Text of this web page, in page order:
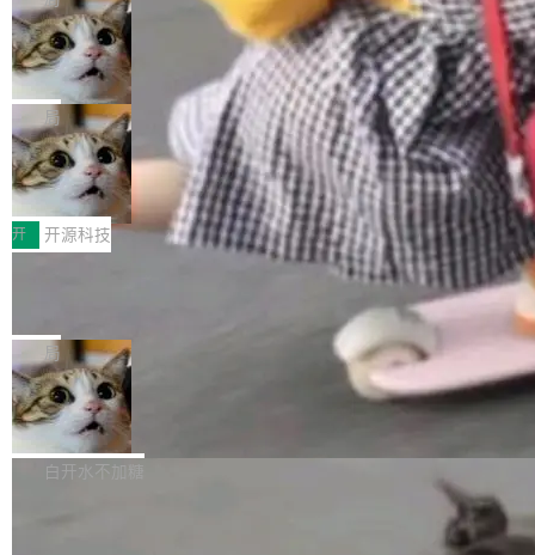
现实 过去两年，CIO们的焦虑清单上多了两项：
一是如何让大模型和智能体应用安全地从PoC走
向生产，二是如何让测试团队跟得上AI应用...
设置，如果用布尔值 + 可空字段来表示——bool
ean 表示是否可切换，nullable 的默认模式、浅
色方案、深色方案——会产生大量无意义的组
合。方案缺了、配置冲突了、全 null 了。要知道
哪些组合有效，作者说，你得靠"文档、校验、或
者部落知识"。 换个写法。Rust 的 enum，两个
变体：Switchable...
个"AI 知识库 + 聊天机器人"——每个大厂都在
做，没什么新鲜的。 但 Kenton Varda 在 Twitte
r 上把事情说清楚了： 今天我们发布了 Cloudfla
re OS，一个带连接器的聊天机器人，跟其他所
有科技公司做的一样。只不过，实际上它不一
样。这是 Sandstorm.io 的重制版，我十年前的
那个创业公司。不同的是，这次它构建在 Cloudf
lare Workers 上——我花了九年时间搭建的平台
——并且深度集成了 AI。这基本上是我十年秘密
Deno 团队开源 Celld，可自托管的分
布式 Durable Objects
Ryan Dahl 领导的 Deno 团队推出了最新开源项
目 Celld，一个能在自己机器上运行 Cloudflare
Workers 和 Durable Objects 的守护进程。 设
计思路很直接：每个对象是一个独立的 SQLite
数据库，按名称寻址，复制到你自己的 S3 兼容
存储库里。节点之间只通过这个存储库协调——
没有控制平面，没有共识协议。每个对象自带一
个小型数据库，应用天然按分片构建，单个数据
库的竞争和爆炸半径问题在设计层面就被消除
了。 闲置的 cell 会休眠到几乎不占资源。当 cel
l 迁移或唤醒时，新宿主从 S3 恢复 SQLite 数据
库继续执行。存储库是持久化的唯一真相...
局
鲁大师7月新机性能/流畅/AI榜：vivo夺
性能、流畅双第一，三星Galaxy Z系列
新折叠缺席
2026年7月的手机市场，由于存储等硬件成本暴
增，手机厂商的日子也不好过啊，新机速度明显
放缓，因此硝烟味淡了许多。新机参数规格除开
高价的三星折叠（三星Galaxy Z Fold8 Ultra / Z
Fold8 / Z Flip8）外，其余要么是中低端机器，
例如iQOO Z11i、REDMI Note 17、REDMI No
te 17 Pro、OPPO K15，要么是vivo X300 E这
样的次旗舰。 Galaxy Z Fold8 Ultra / Z Fold8 /
Z Flip8三款折叠屏新机均在7月22日发布，且全
部搭载骁龙8 Elite Gen5 for Galaxy，它们本该
开 开源科技
Zed 编辑器团队发布了新项目——DeltaDB，一
个在 git commit 之间记录每一次编辑操作的版
本控制系统。目前处于 Early Access 阶段。 De
ltaDB 的核心思路直接写在 landing page 最显
眼的位置：「Software is made between com
mits」——软件是在 commit 之间写出来的。git
局
SpaceXAI 单季资本开支达 183 亿美元
根据风险投资人Tomer Tunguz 博客（VC 分
析）披露的最新分析与第二季度业绩报告，Spac
白开水不加糖